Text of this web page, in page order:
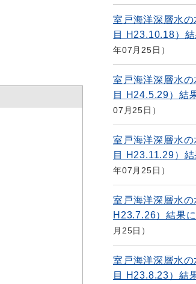
室戸海洋深層水
目 H23.10.18）
年07月25日
室戸海洋深層水
目 H24.5.29）結
07月25日
室戸海洋深層水
目 H23.11.29）
年07月25日
室戸海洋深層水
H23.7.26）結果
月25日
室戸海洋深層水
目 H23.8.23）結